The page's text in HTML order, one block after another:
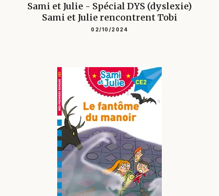
Sami et Julie - Spécial DYS (dyslexie)
Sami et Julie rencontrent Tobi
02/10/2024